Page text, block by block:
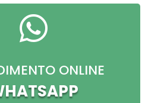

ONLINE